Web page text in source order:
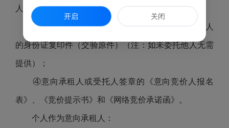
人身份证明书》（交验原件）；
③授权委托书（经意向承租人签章原件）及受托人
的身份证复印件（交验原件）（注：如未委托他人无需
提供）；
④意向承租人或受托人签章的《意向竞价人报名
表》、《竞价提示书》和《网络竞价承诺函》。
个人作为意向承租人：
开启 关闭